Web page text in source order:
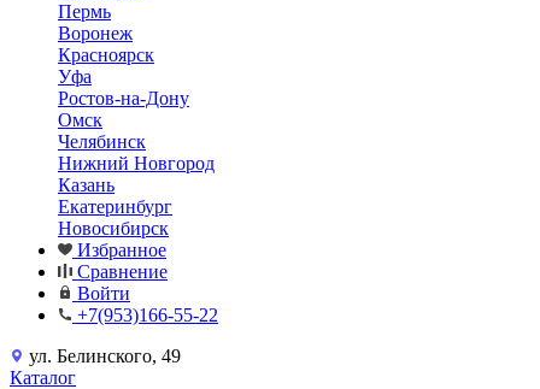
Пермь
Воронеж
Красноярск
Уфа
Ростов-на-Дону
Омск
Челябинск
Нижний Новгород
Казань
Екатеринбург
Новосибирск
Избранное
Сравнение
Войти
+7(953)166-55-22
ул. Белинского, 49
Каталог